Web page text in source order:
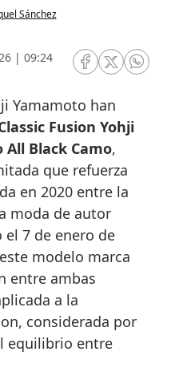
Sánchez
| 09:24
RRSS Facebook
RRSSRRSS
Fusion Yohji
All Black Camo,
que refuerza
en 2020 entre la
moda de autor
el 7 de enero de
modelo marca
entre ambas
a la
considerada por
equilibrio entre